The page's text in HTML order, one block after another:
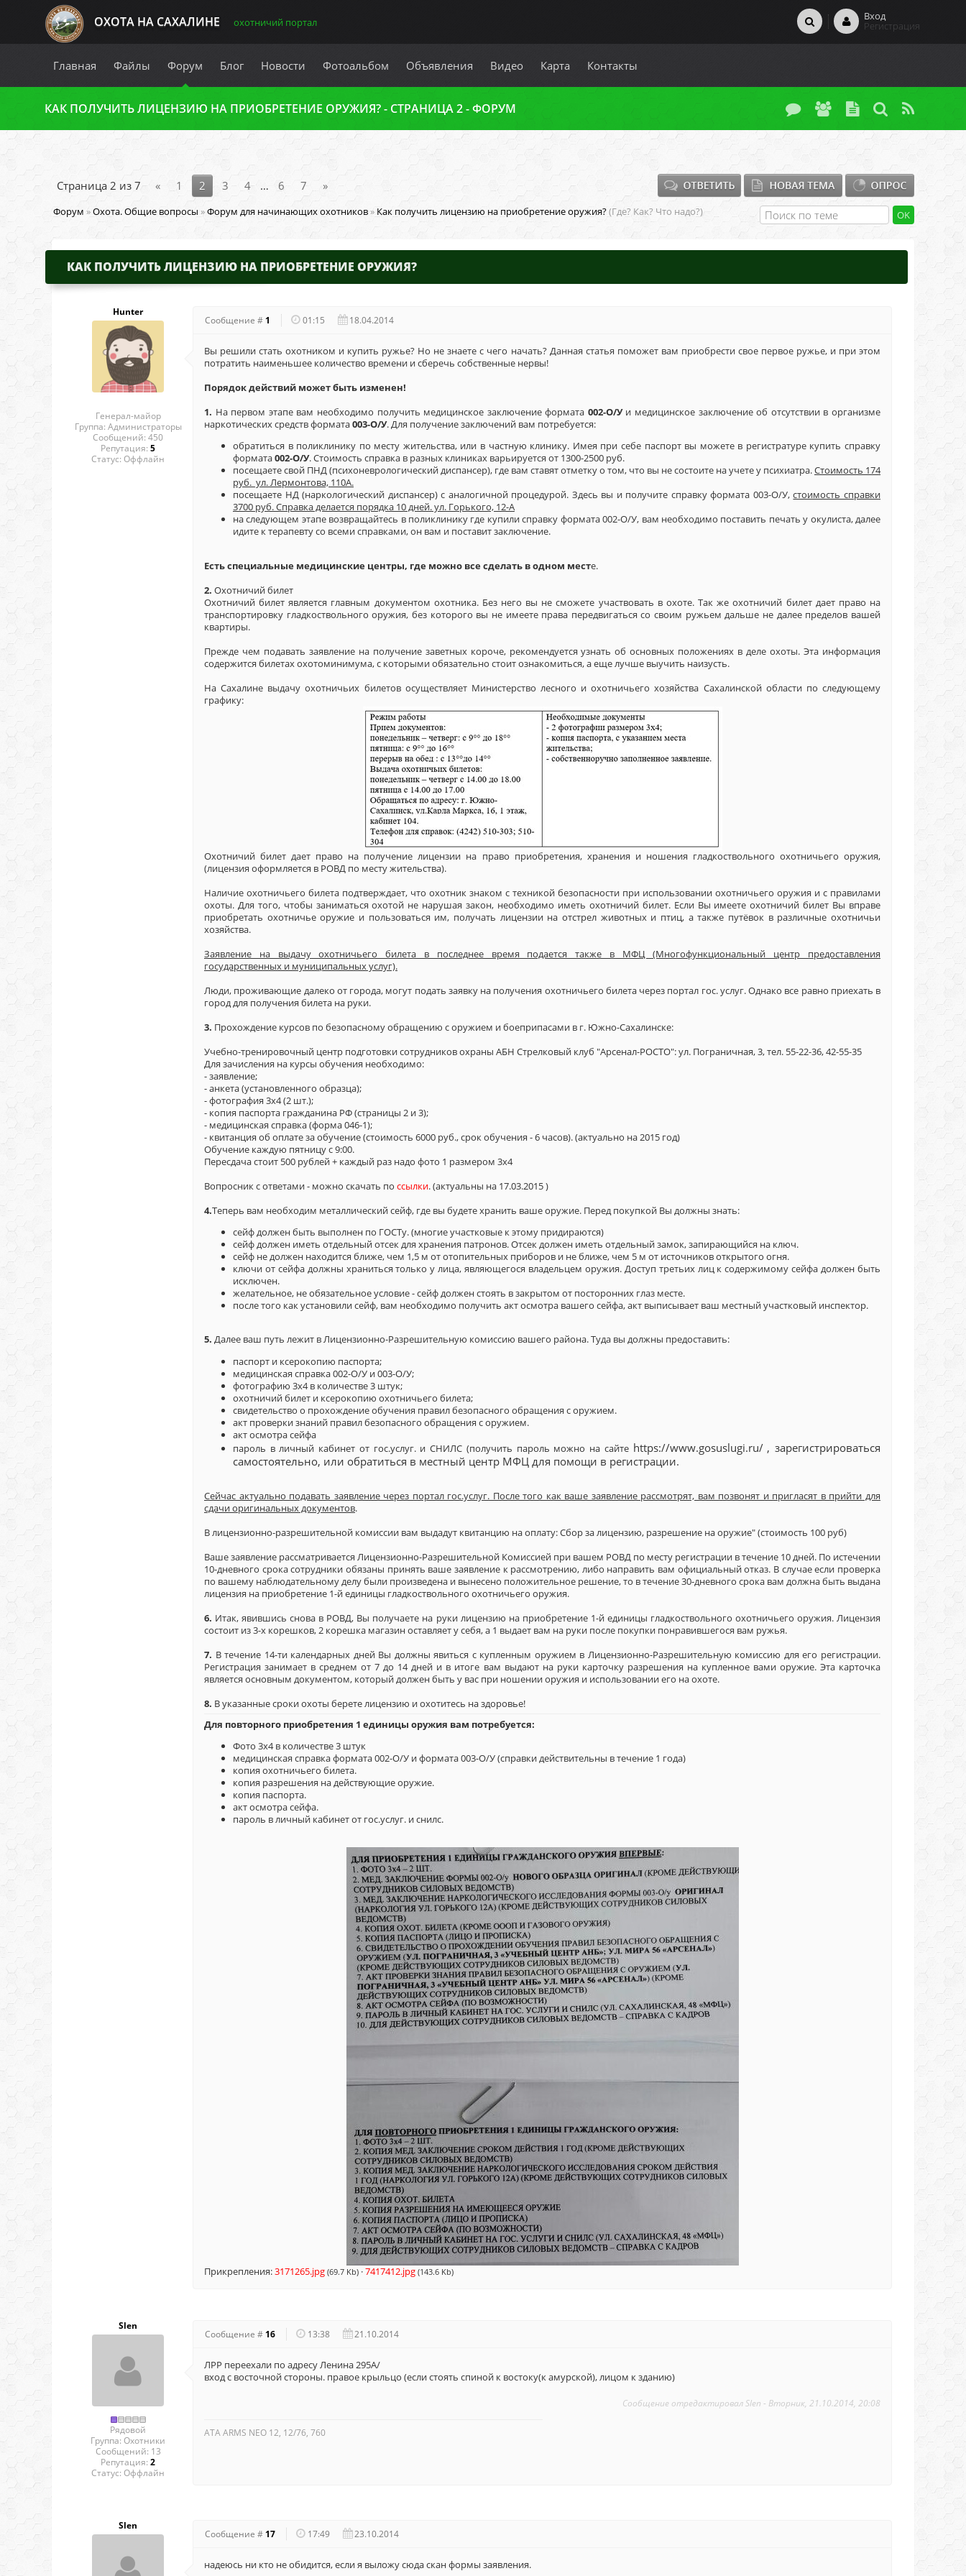
ОХОТА НА САХАЛИНЕ охотничий портал Вход
Регистрация
Главная Файлы Форум Блог Новости Фотоальбом Объявления Видео Карта Контакты
КАК ПОЛУЧИТЬ ЛИЦЕНЗИЮ НА ПРИОБРЕТЕНИЕ ОРУЖИЯ? - СТРАНИЦА 2 - ФОРУМ
Страница 2 из 7 « 1 2 3 4 … 6 7 »
Форум »Охота. Общие вопросы »Форум для начинающих охотников» Как получить лицензию на приобретение оружия?(Где? Как? Что надо?)
КАК ПОЛУЧИТЬ ЛИЦЕНЗИЮ НА ПРИОБРЕТЕНИЕ ОРУЖИЯ?
Hunter
Генерал-майор
Группа: Администраторы
Сообщений: 450
Репутация: 5
Статус: Оффлайн
Сообщение # 1 01:15 18.04.2014
Вы решили стать охотником и купить ружье? Но не знаете с чего начать? Данная статья поможет вам приобрести свое первое ружье, и при этом
потратить наименьшее количество времени и сберечь собственные нервы!
Порядок действий может быть изменен!
1. На первом этапе вам необходимо получить медицинское заключение формата 002-О/Уи медицинское заключение об отсутствии в организме
наркотических средств формата003-О/У. Для получение заключений вам потребуется:
обратиться в поликлинику по месту жительства, или в частную клинику. Имея при себе паспорт вы можете в регистратуре купить справку
формата002-О/У. Стоимость справка в разных клиниках варьируется от 1300-2500 руб.
посещаете свой ПНД (психоневрологический диспансер), где вам ставят отметку о том, что вы не состоите на учете у психиатра.Стоимость 174
руб. ул. Лермонтова, 110А.
посещаете НД (наркологический диспансер) с аналогичной процедурой. Здесь вы и получите справку формата 003-О/У,стоимость справки
3700 руб. Справка делается порядка 10 дней. ул. Горького, 12-А
на следующем этапе возвращайтесь в поликлинику где купили справку формата 002-О/У, вам необходимо поставить печать у окулиста, далее
идите к терапевту со всеми справками, он вам и поставит заключение.
Есть специальные медицинские центры, где можно все сделать в одном месте.
2. Охотничий билет
Охотничий билет является главным документом охотника. Без него вы не сможете участвовать в охоте. Так же охотничий билет дает право на
транспортировку гладкоствольного оружия, без которого вы не имеете права передвигаться со своим ружьем дальше не далее пределов вашей
квартиры.
Прежде чем подавать заявление на получение заветных короче, рекомендуется узнать об основных положениях в деле охоты. Эта информация
содержится билетах охотоминимума, с которыми обязательно стоит ознакомиться, а еще лучше выучить наизусть.
На Сахалине выдачу охотничьих билетов осуществляет Министерство лесного и охотничьего хозяйства Сахалинской области по следующему
графику:
Охотничий билет дает право на получение лицензии на право приобретения, хранения и ношения гладкоствольного охотничьего оружия,
(лицензия оформляется в РОВД по месту жительства).
Наличие охотничьего билета подтверждает, что охотник знаком с техникой безопасности при использовании охотничьего оружия и с правилами
охоты. Для того, чтобы заниматься охотой не нарушая закон, необходимо иметь охотничий билет. Если Вы имеете охотничий билет Вы вправе
приобретать охотничье оружие и пользоваться им, получать лицензии на отстрел животных и птиц, а также путёвок в различные охотничьи
хозяйства.
Заявление на выдачу охотничьего билета в последнее время подается также в МФЦ (Многофункциональный центр предоставления
государственных и муниципальных услуг).
Люди, проживающие далеко от города, могут подать заявку на получения охотничьего билета через портал гос. услуг. Однако все равно приехать в
город для получения билета на руки.
3. Прохождение курсов по безопасному обращению с оружием и боеприпасами в г. Южно-Сахалинске:
Учебно-тренировочный центр подготовки сотрудников охраны АБН Стрелковый клуб "Арсенал-РОСТО": ул. Пограничная, 3, тел. 55-22-36, 42-55-35
Для зачисления на курсы обучения необходимо:
- заявление;
- анкета (установленного образца);
- фотография 3х4 (2 шт.);
- копия паспорта гражданина РФ (страницы 2 и 3);
- медицинская справка (форма 046-1);
- квитанция об оплате за обучение (стоимость 6000 руб., срок обучения - 6 часов). (актуально на 2015 год)
Обучение каждую пятницу с 9:00.
Пересдача стоит 500 рублей + каждый раз надо фото 1 размером 3х4
Вопросник с ответами - можно скачать по ссылки. (актуальны на 17.03.2015 )
4.Теперь вам необходим металлический сейф, где вы будете хранить ваше оружие. Перед покупкой Вы должны знать:
сейф должен быть выполнен по ГОСТу. (многие участковые к этому придираются)
сейф должен иметь отдельный отсек для хранения патронов. Отсек должен иметь отдельный замок, запирающийся на ключ.
сейф не должен находится ближе, чем 1,5 м от отопительных приборов и не ближе, чем 5 м от источников открытого огня.
ключи от сейфа должны храниться только у лица, являющегося владельцем оружия. Доступ третьих лиц к содержимому сейфа должен быть
исключен.
желательное, не обязательное условие - сейф должен стоять в закрытом от посторонних глаз месте.
после того как установили сейф, вам необходимо получить акт осмотра вашего сейфа, акт выписывает ваш местный участковый инспектор.
5. Далее ваш путь лежит в Лицензионно-Разрешительную комиссию вашего района. Туда вы должны предоставить:
паспорт и ксерокопию паспорта;
медицинская справка 002-О/У и 003-О/У;
фотографию 3х4 в количестве 3 штук;
охотничий билет и ксерокопию охотничьего билета;
свидетельство о прохождение обучения правил безопасного обращения с оружием.
акт проверки знаний правил безопасного обращения с оружием.
акт осмотра сейфа
пароль в личный кабинет от гос.услуг. и СНИЛС (получить пароль можно на сайте https://www.gosuslugi.ru/ , зарегистрироваться
самостоятельно, или обратиться в местный центр МФЦ для помощи в регистрации.
Сейчас актуально подавать заявление через портал гос.услуг. После того как ваше заявление рассмотрят, вам позвонят и пригласят в прийти для
сдачи оригинальных документов.
В лицензионно-разрешительной комиссии вам выдадут квитанцию на оплату: Сбор за лицензию, разрешение на оружие" (стоимость 100 руб)
Ваше заявление рассматривается Лицензионно-Разрешительной Комиссией при вашем РОВД по месту регистрации в течение 10 дней. По истечении
10-дневного срока сотрудники обязаны принять ваше заявление к рассмотрению, либо направить вам официальный отказ. В случае если проверка
по вашему наблюдательному делу были произведена и вынесено положительное решение, то в течение 30-дневного срока вам должна быть выдана
лицензия на приобретение 1-й единицы гладкоствольного охотничьего оружия.
6. Итак, явившись снова в РОВД, Вы получаете на руки лицензию на приобретение 1-й единицы гладкоствольного охотничьего оружия. Лицензия
состоит из 3-х корешков, 2 корешка магазин оставляет у себя, а 1 выдает вам на руки после покупки понравившегося вам ружья.
7. В течение 14-ти календарных дней Вы должны явиться с купленным оружием в Лицензионно-Разрешительную комиссию для его регистрации.
Регистрация занимает в среднем от 7 до 14 дней и в итоге вам выдают на руки карточку разрешения на купленное вами оружие. Эта карточка
является основным документом, который должен быть у вас при ношении оружия и использовании его на охоте.
8. В указанные сроки охоты берете лицензию и охотитесь на здоровье!
Для повторного приобретения 1 единицы оружия вам потребуется:
Фото 3х4 в количестве 3 штук
медицинская справка формата 002-О/У и формата 003-О/У (справки действительны в течение 1 года)
копия охотничьего билета.
копия разрешения на действующие оружие.
копия паспорта.
акт осмотра сейфа.
пароль в личный кабинет от гос.услуг. и снилс.
Прикрепления:3171265.jpg (69.7 Kb) ·7417412.jpg (143.6 Kb)
Slen
Рядовой
Группа: Охотники
Сообщений: 13
Репутация: 2
Статус: Оффлайн
Сообщение # 16 13:38 21.10.2014
ЛРР переехали по адресу Ленина 295А/
вход с восточной стороны. правое крыльцо (если стоять спиной к востоку(к амурской), лицом к зданию)
Сообщение отредактировалSlen - Вторник, 21.10.2014, 20:08
ATA ARMS NEO 12, 12/76, 760
Slen
Сообщение # 17 17:49 23.10.2014
надеюсь ни кто не обидится, если я выложу сюда скан формы заявления.